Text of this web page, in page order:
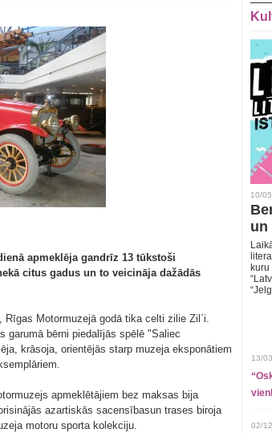
apmeklēja gandrīz 13 tūkstoši
citus gadus un to veicināja dažādās
Motormuzejā godā tika celti zilie Zil`i.
garumā bērni piedalījās spēlē "Saliec
krāsoja, orientējās starp muzeja eksponātiem
apmeklētājiem bez maksas bija
azartiskās sacensībasun trases biroja
motoru sporta kolekciju.
10/
un
13/
02/